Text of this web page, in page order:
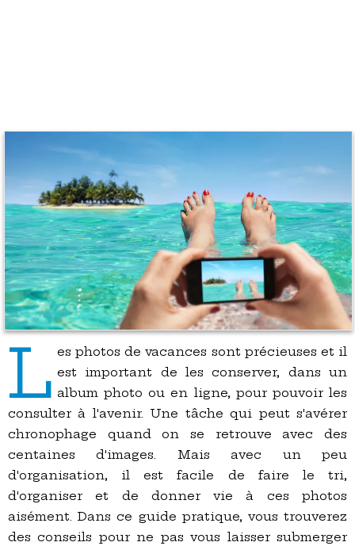
L es photos de vacances sont précieuses et il
est important de les conserver, dans un
album photo ou en ligne, pour pouvoir les
consulter à l'avenir. Une tâche qui peut s'avérer
chronophage quand on se retrouve avec des
centaines d'images. Mais avec un peu
d'organisation, il est facile de faire le tri,
d'organiser et de donner vie à ces photos
aisément. Dans ce guide pratique, vous trouverez
des conseils pour ne pas vous laisser submerger